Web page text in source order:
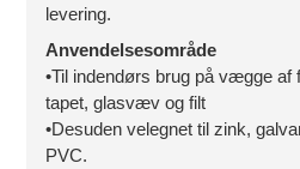
levering.
Anvendelsesområde
•Til indendørs brug på vægge af
tapet, glasvæv og filt
•Desuden velegnet til zink,
PVC.